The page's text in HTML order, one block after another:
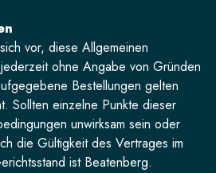
vor, diese Allgemeinen
ohne Angabe von Gründen
Bestellungen gelten
Sollten einzelne Punkte dieser
unwirksam sein oder
die Gültigkeit des Vertrages im
ist Beatenberg.